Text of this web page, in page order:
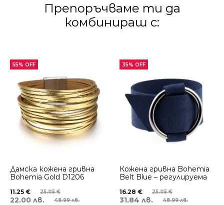
Препоръчваме ти да
комбинираш с:
55% OFF
Дамска кожена гривна
Bohemia Gold D1206
25.05€
11.25 €
48.99 лв.
22.00 лв.
35% OFF
Кожена гривна Bohemia
Belt Blue – регулируема
25.05€
16.28 €
48.99 лв.
31.84 лв.